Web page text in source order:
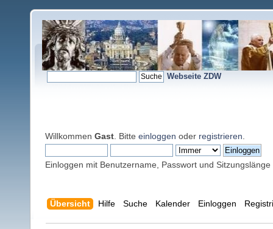
Webseite ZDW
Willkommen Gast . Bitte einloggen oder registrieren
Einloggen mit Benutzername, Passwort und Sitzungslänge
Übersicht Hilfe Suche Kalender Einloggen